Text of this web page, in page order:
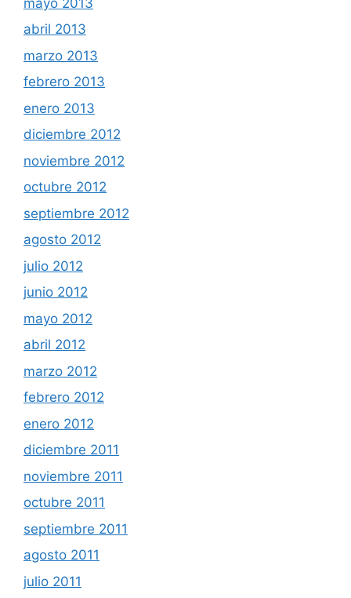
abril 2013
marzo 2013
febrero 2013
enero 2013
diciembre 2012
noviembre 2012
octubre 2012
septiembre 2012
agosto 2012
julio 2012
junio 2012
mayo 2012
abril 2012
marzo 2012
febrero 2012
enero 2012
diciembre 2011
noviembre 2011
octubre 2011
septiembre 2011
agosto 2011
julio 2011